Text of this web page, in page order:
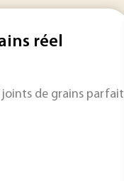
réel
de grains